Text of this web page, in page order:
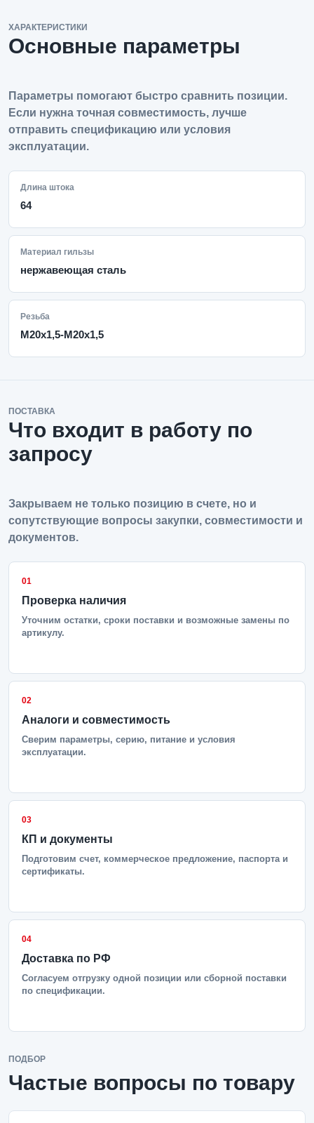
ХАРАКТЕРИСТИКИ
Основные параметры
Параметры помогают быстро сравнить позиции.
Если нужна точная совместимость, лучше
отправить спецификацию или условия
эксплуатации.
Длина штока
64
Материал гильзы
нержавеющая сталь
Резьба
M20x1,5-M20x1,5
ПОСТАВКА
Что входит в работу по
запросу
Закрываем не только позицию в счете, но и
сопутствующие вопросы закупки, совместимости и
документов.
01
Проверка наличия
Уточним остатки, сроки поставки и возможные замены по
артикулу.
02
Аналоги и совместимость
Сверим параметры, серию, питание и условия
эксплуатации.
03
КП и документы
Подготовим счет, коммерческое предложение, паспорта и
сертификаты.
04
Доставка по РФ
Согласуем отгрузку одной позиции или сборной поставки
по спецификации.
ПОДБОР
Частые вопросы по товару